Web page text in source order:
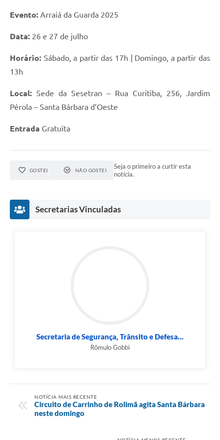
Evento: Arraiá da Guarda 2025
Data: 26 e 27 de julho
Horário: Sábado, a partir das 17h | Domingo, a partir das
13h
Local: Sede da Sesetran – Rua Curitiba, 256, Jardim
Pérola – Santa Bárbara d’Oeste
Entrada Gratuita
GOSTEI NÃO GOSTEI
Seja o primeiro a curtir esta
notícia.
Secretarias Vinculadas
Secretaria de Segurança, Trânsito e Defesa...
Rômulo Gobbi
NOTÍCIA MAIS RECENTE
Circuito de Carrinho de Rolimã agita Santa Bárbara
neste domingo